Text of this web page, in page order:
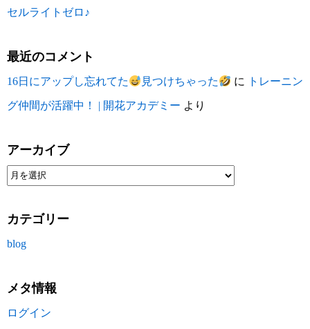
セルライトゼロ♪
最近のコメント
16日にアップし忘れてた 見つけちゃった に トレーニン
グ仲間が活躍中！ | 開花アカデミー より
アーカイブ
カテゴリー
blog
メタ情報
ログイン